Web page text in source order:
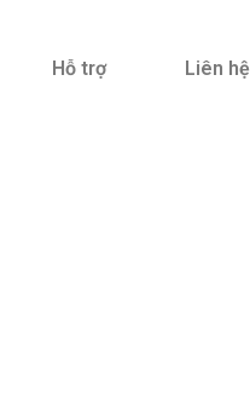
Hỗ trợ Liên hệ